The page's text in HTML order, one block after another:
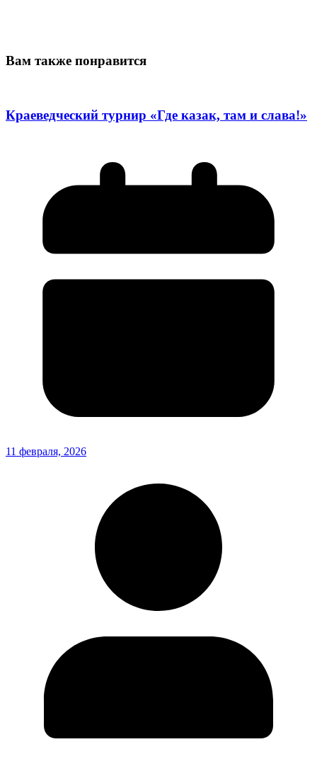
Вам также понравится
Краеведческий турнир «Где казак, там и слава!»
11 февраля, 2026